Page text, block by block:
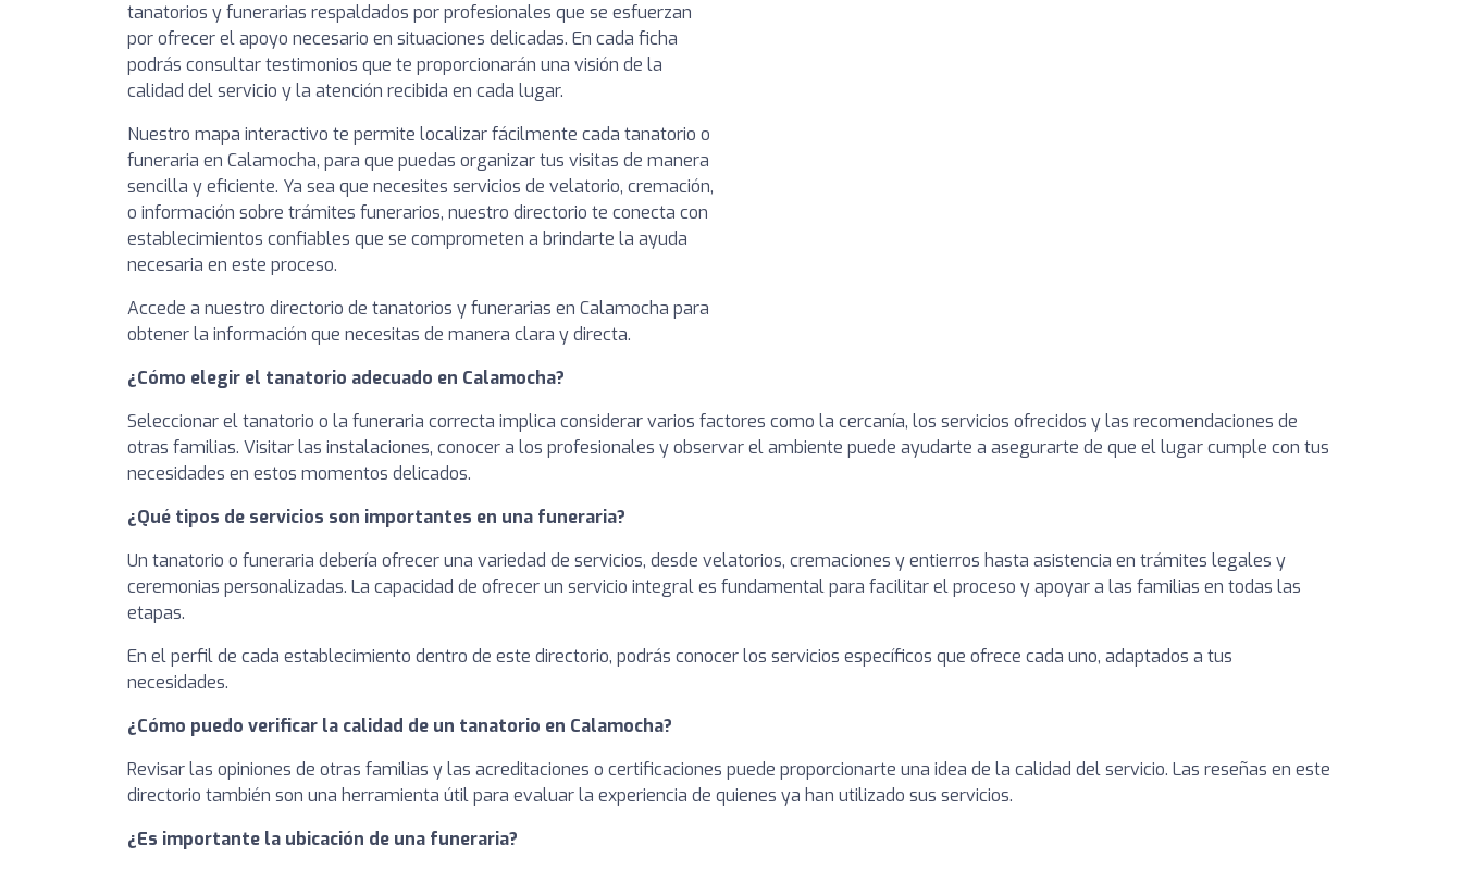
tanatorios y funerarias respaldados por profesionales que se esfuerzan
por ofrecer el apoyo necesario en situaciones delicadas. En cada ficha
podrás consultar testimonios que te proporcionarán una visión de la
calidad del servicio y la atención recibida en cada lugar.
Nuestro mapa interactivo te permite localizar fácilmente cada tanatorio o
funeraria en Calamocha, para que puedas organizar tus visitas de manera
sencilla y eficiente. Ya sea que necesites servicios de velatorio, cremación,
o información sobre trámites funerarios, nuestro directorio te conecta con
establecimientos confiables que se comprometen a brindarte la ayuda
necesaria en este proceso.
Accede a nuestro directorio de tanatorios y funerarias en Calamocha para
obtener la información que necesitas de manera clara y directa.
¿Cómo elegir el tanatorio adecuado en Calamocha?
Seleccionar el tanatorio o la funeraria correcta implica considerar varios factores como la cercanía, los servicios ofrecidos y las recomendaciones de
otras familias. Visitar las instalaciones, conocer a los profesionales y observar el ambiente puede ayudarte a asegurarte de que el lugar cumple con tus
necesidades en estos momentos delicados.
¿Qué tipos de servicios son importantes en una funeraria?
Un tanatorio o funeraria debería ofrecer una variedad de servicios, desde velatorios, cremaciones y entierros hasta asistencia en trámites legales y
ceremonias personalizadas. La capacidad de ofrecer un servicio integral es fundamental para facilitar el proceso y apoyar a las familias en todas las
etapas.
En el perfil de cada establecimiento dentro de este directorio, podrás conocer los servicios específicos que ofrece cada uno, adaptados a tus
necesidades.
¿Cómo puedo verificar la calidad de un tanatorio en Calamocha?
Revisar las opiniones de otras familias y las acreditaciones o certificaciones puede proporcionarte una idea de la calidad del servicio. Las reseñas en este
directorio también son una herramienta útil para evaluar la experiencia de quienes ya han utilizado sus servicios.
¿Es importante la ubicación de una funeraria?